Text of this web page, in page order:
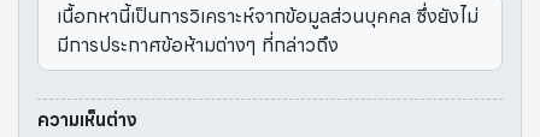
เนื้อกหานี้เป็นการวิเคราะห์จากข้อมูลส่วนบุคคล ซึ่งยังไม่
มีการประกาศข้อห้ามต่างๆ ที่กล่าวถึง
ความเห็นต่าง